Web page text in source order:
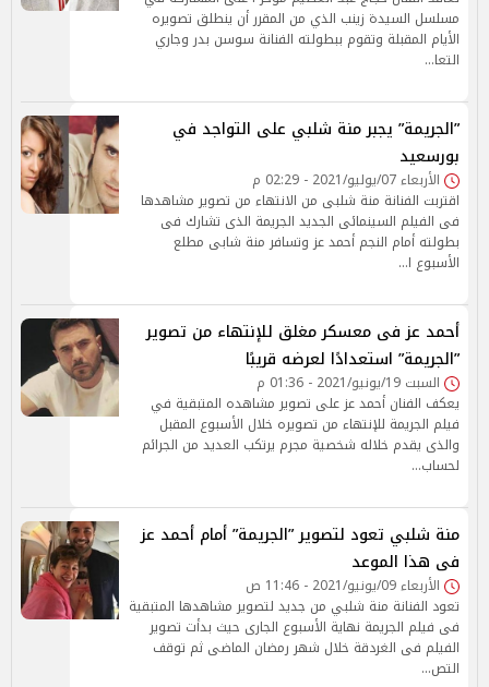
مسلسل السيدة زينب الذي من المقرر أن ينطلق تصويره
الأيام المقبلة وتقوم ببطولته الفنانة سوسن بدر وجاري
التعا…
”الجريمة” يجبر منة شلبي على التواجد في
بورسعيد
الأربعاء 07/يوليو/2021 - 02:29 م
اقتربت الفنانة منة شلبى من الانتهاء من تصوير مشاهدها
فى الفيلم السينمائى الجديد الجريمة الذى تشارك فى
بطولته أمام النجم أحمد عز وتسافر منة شابى مطلع
الأسبوع ا…
أحمد عز فى معسكر مغلق للإنتهاء من تصوير
”الجريمة” استعدادًا لعرضه قريبًا
السبت 19/يونيو/2021 - 01:36 م
يعكف الفنان أحمد عز على تصوير مشاهده المتبقية في
فيلم الجريمة للإنتهاء من تصويره خلال الأسبوع المقبل
والذى يقدم خلاله شخصية مجرم يرتكب العديد من الجرائم
لحساب…
منة شلبي تعود لتصوير ”الجريمة” أمام أحمد عز
فى هذا الموعد
الأربعاء 09/يونيو/2021 - 11:46 ص
تعود الفنانة منة شلبي من جديد لتصوير مشاهدها المتبقية
فى فيلم الجريمة نهاية الأسبوع الجارى حيث بدأت تصوير
الفيلم فى الغردقة خلال شهر رمضان الماضى ثم توقف
التص…